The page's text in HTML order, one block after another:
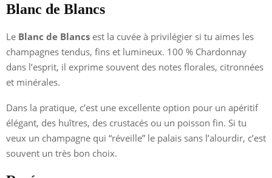
Blanc de Blancs
Le Blanc de Blancs est la cuvée à privilégier si tu aimes les
champagnes tendus, fins et lumineux. 100 % Chardonnay
dans l’esprit, il exprime souvent des notes florales, citronnées
et minérales.
Dans la pratique, c’est une excellente option pour un apéritif
élégant, des huîtres, des crustacés ou un poisson fin. Si tu
veux un champagne qui “réveille” le palais sans l’alourdir, c’est
souvent un très bon choix.